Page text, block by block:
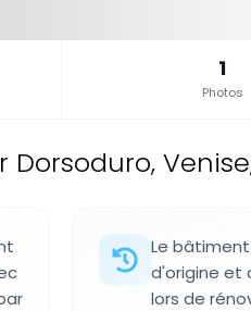
1
Photos
Le
d'origine et
lors de